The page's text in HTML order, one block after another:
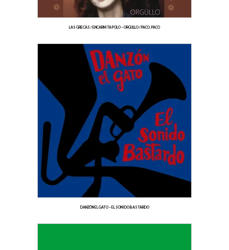
LAS GRECAS / ENCARNITA POLO – ORGULLO / PACO, PACO
DANZÓN EL GATO – EL SONIDO BASTARDO